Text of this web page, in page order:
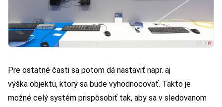
Pre ostatné časti sa potom dá nastaviť napr. aj
výška objektu, ktorý sa bude vyhodnocovať. Takto je
možné celý systém prispôsobiť tak, aby sa v sledovanom